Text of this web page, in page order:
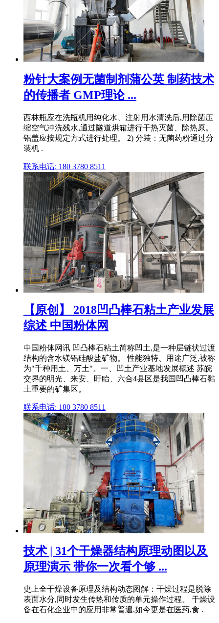
粉针大案例无菌制剂蒲公英 制药技术
的传播者 GMP理论 ...
西林瓶应在洗瓶机用纯化水、注射用水清洗后,用除菌压
缩空气冲洗残水,通过隧道烘箱进行干热灭菌、除热原。
铝盖应按规定方式进行处理。 2) 分装：无菌药粉通过分
装机 .
联系电话: 180 3780 8511
【原创】 2018凹凸棒石粘土产业发展
综述 中国粉体网
中国粉体网讯 凹凸棒石粘土简称凹土,是一种层链状过渡
结构的含水镁铝硅酸盐矿物。 性能独特、用途广泛,被称
为"千种用土、万土"。一、凹土产业基地发展概述 苏皖
交界的明光、来安、盱眙、六合4县区是我国凹凸棒石黏
土重要的矿集区。
联系电话: 180 3780 8511
技术 | 31个干燥器结构原理动图以及
原理演示 带你一次看个够 ...
史上全干燥设备原理及结构动态图解：干燥过程是脱除
表面水分,同时发生传热和传质的单元操作过程。 干燥设
备在石化企业中的应用非常普遍,如今更是在医药,食 .